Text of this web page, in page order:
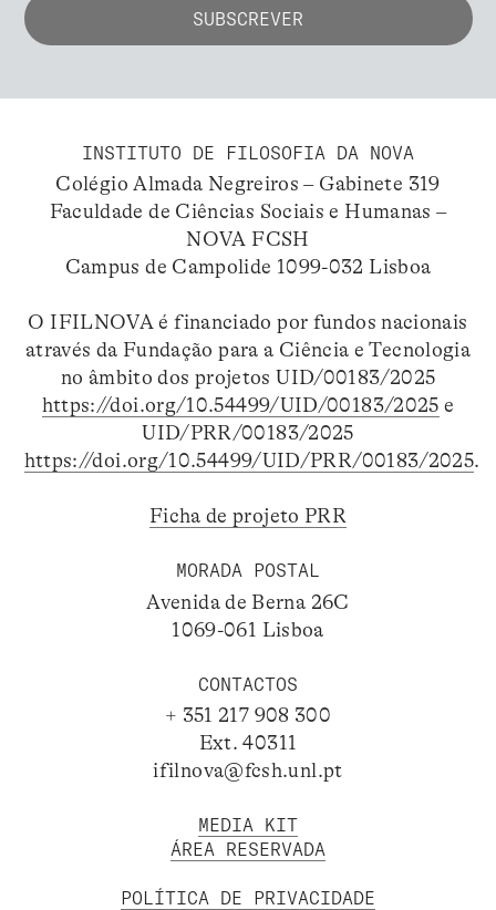
INSTITUTO DE FILOSOFIA DA NOVA
Colégio Almada Negreiros – Gabinete 319
Faculdade de Ciências Sociais e Humanas –
NOVA FCSH
Campus de Campolide 1099-032 Lisboa
O IFILNOVA é financiado por fundos nacionais
através da Fundação para a Ciência e Tecnologia
no âmbito dos projetos UID/00183/2025
https://doi.org/10.54499/UID/00183/2025 e
UID/PRR/00183/2025
https://doi.org/10.54499/UID/PRR/00183/2025.
Ficha de projeto PRR
MORADA POSTAL
Avenida de Berna 26C
1069-061 Lisboa
CONTACTOS
+ 351 217 908 300
Ext. 40311
ifilnova@fcsh.unl.pt
MEDIA KIT
ÁREA RESERVADA
POLÍTICA DE PRIVACIDADE